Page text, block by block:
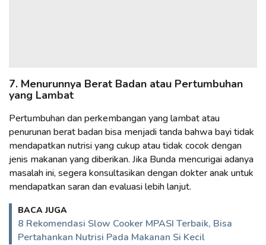
7. Menurunnya Berat Badan atau Pertumbuhan
yang Lambat
Pertumbuhan dan perkembangan yang lambat atau
penurunan berat badan bisa menjadi tanda bahwa bayi tidak
mendapatkan nutrisi yang cukup atau tidak cocok dengan
jenis makanan yang diberikan. Jika Bunda mencurigai adanya
masalah ini, segera konsultasikan dengan dokter anak untuk
mendapatkan saran dan evaluasi lebih lanjut.
BACA JUGA
8 Rekomendasi Slow Cooker MPASI Terbaik, Bisa
Pertahankan Nutrisi Pada Makanan Si Kecil